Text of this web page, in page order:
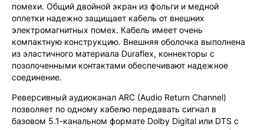
помехи. Общий двойной экран из фольги и медной
оплетки надежно защищает кабель от внешних
электромагнитных помех. Кабель имеет очень
компактную конструкцию. Внешняя оболочка выполнена
из эластичного материала Duraflex, коннекторы с
позолоченными контактами обеспечивают надежное
соединение.
Реверсивный аудиоканал ARC (Audio Return Channel)
позволяет по одному кабелю передавать сигнал в
базовом 5.1-канальном формате Dolby Digital или DTS с